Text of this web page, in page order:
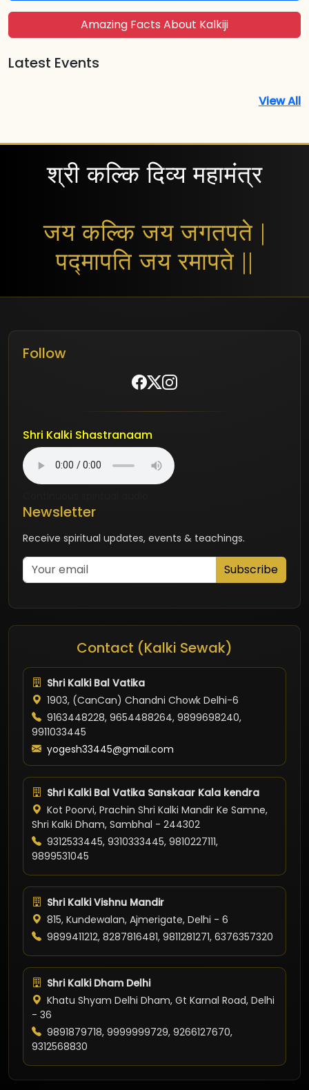
Amazing Facts About Kalkiji
Latest Events
View All
श्री कल्कि दिव्य महामंत्र
जय कल्कि जय जगतपते |
पद्मापति जय रमापते ||
Follow
Shri Kalki Shastranaam
Newsletter
Receive spiritual updates, events & teachings.
Subscribe
Contact (Kalki Sewak)
Shri Kalki Bal Vatika
1903, (CanCan) Chandni Chowk Delhi-6
9163448228, 9654488264, 9899698240,
9911033445
yogesh33445@gmail.com
Shri Kalki Bal Vatika Sanskaar Kala kendra
Kot Poorvi, Prachin Shri Kalki Mandir Ke Samne,
Shri Kalki Dham, Sambhal - 244302
9312533445, 9310333445, 9810227111,
9899531045
Shri Kalki Vishnu Mandir
815, Kundewalan, Ajmerigate, Delhi - 6
9899411212, 8287816481, 9811281271, 6376357320
Shri Kalki Dham Delhi
Khatu Shyam Delhi Dham, Gt Karnal Road, Delhi
- 36
9891879718, 9999999729, 9266127670,
9312568830